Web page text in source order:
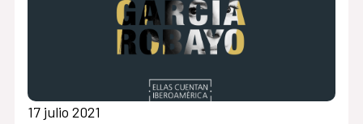
17 julio 2021